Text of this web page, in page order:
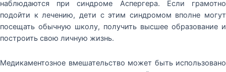
наблюдаются при синдроме Аспергера. Если грамотно
подойти к лечению, дети с этим синдромом вполне могут
посещать обычную школу, получить высшее образование и
построить свою личную жизнь.
Медикаментозное вмешательство может быть использовано